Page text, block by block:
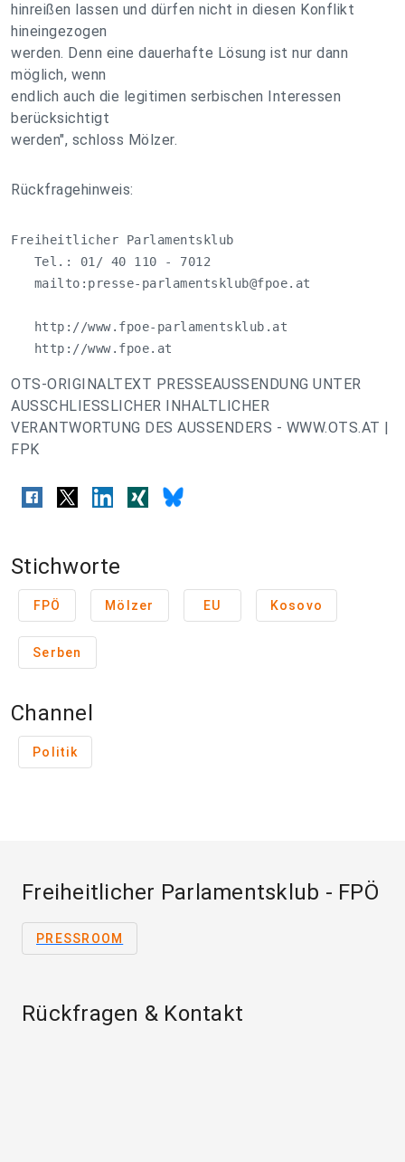
hinreißen lassen und dürfen nicht in diesen Konflikt
hineingezogen
werden. Denn eine dauerhafte Lösung ist nur dann
möglich, wenn
endlich auch die legitimen serbischen Interessen
berücksichtigt
werden", schloss Mölzer.
Rückfragehinweis:
Freiheitlicher Parlamentsklub
   Tel.: 01/ 40 110 - 7012
   mailto:
presse-parlamentsklub@fpoe.at
   http://www.fpoe-parlamentsklub.at
   http://www.fpoe.at
OTS-ORIGINALTEXT PRESSEAUSSENDUNG UNTER
AUSSCHLIESSLICHER INHALTLICHER
VERANTWORTUNG DES AUSSENDERS - WWW.OTS.AT |
FPK
Stichworte
FPÖ Mölzer EU Kosovo
Serben
Channel
Politik
Freiheitlicher Parlamentsklub - FPÖ
PRESSROOM
Rückfragen & Kontakt